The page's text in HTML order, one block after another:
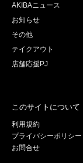
AKIBAニュース
お知らせ
その他
テイクアウト
店舗応援PJ
このサイトについて
利用規約
プライバシーポリシー
お問合せ